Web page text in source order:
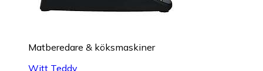
Matberedare & köksmaskiner
Witt Teddy